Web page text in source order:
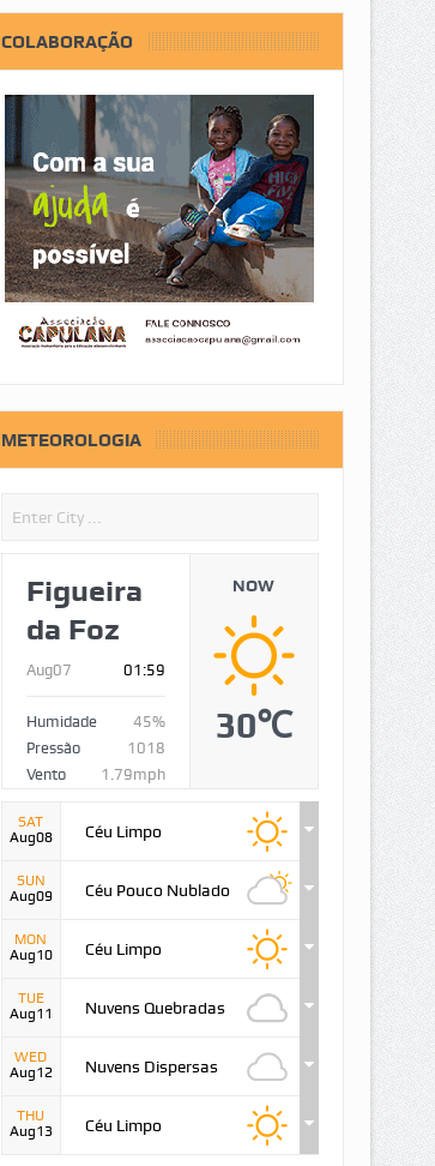
COLABORAÇÃO
METEOROLOGIA
Figueira
da Foz
Aug07 01:59
Humidade
45%
Pressão
1018
Vento
1.79mph
NOW
30℃
SAT
Aug08
Céu Limpo
SUN
Aug09
Céu Pouco Nublado
MON
Aug10
Céu Limpo
TUE
Aug11
Nuvens Quebradas
WED
Aug12
Nuvens Dispersas
THU
Aug13
Céu Limpo